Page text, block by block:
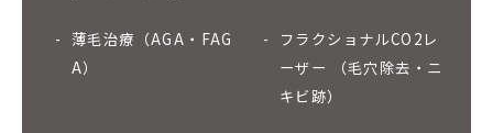
薄毛治療（AGA・FAG
A）
フラクショナルCO2レ
ーザー （毛穴除去・ニ
キビ跡）